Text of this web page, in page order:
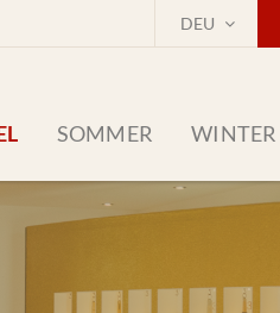
DEU
SOMMER WINTER